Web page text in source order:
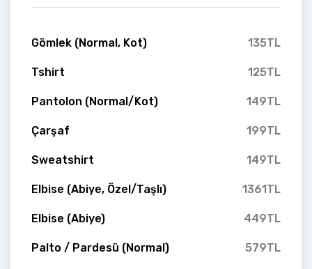
Gömlek (Normal, Kot) 135TL
Tshirt 125TL
Pantolon (Normal/Kot) 149TL
Çarşaf 199TL
Sweatshirt 149TL
Elbise (Abiye, Özel/Taşlı) 1361TL
Elbise (Abiye) 449TL
Palto / Pardesü (Normal) 579TL